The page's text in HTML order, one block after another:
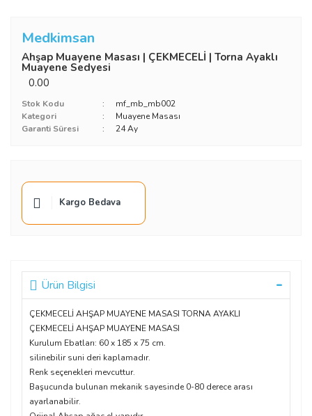
Medkimsan
Ahşap Muayene Masası | ÇEKMECELİ | Torna Ayaklı
Muayene Sedyesi
0.00
Stok Kodu
mf_mb_mb002
Kategori
Muayene Masası
Garanti Süresi
24 Ay
Kargo Bedava
Ürün Bilgisi
ÇEKMECELİ AHŞAP MUAYENE MASASI TORNA AYAKLI
ÇEKMECELİ AHŞAP MUAYENE MASASI
Kurulum Ebatları: 60 x 185 x 75 cm.
silinebilir suni deri kaplamadır.
Renk seçenekleri mevcuttur.
Başucunda bulunan mekanik sayesinde 0-80 derece arası
ayarlanabilir.